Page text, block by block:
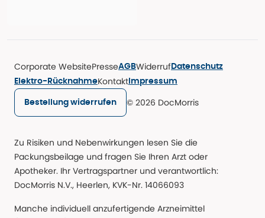
Corporate WebsitePresseAGBWiderruf Datenschutz
Elektro-RücknahmeKontakt Impressum
Bestellung widerrufen © 2026 DocMorris
Zu Risiken und Nebenwirkungen lesen Sie die
Packungsbeilage und fragen Sie Ihren Arzt oder
Apotheker. Ihr Vertragspartner und verantwortlich:
DocMorris N.V., Heerlen, KVK-Nr. 14066093
Manche individuell anzufertigende Arzneimittel